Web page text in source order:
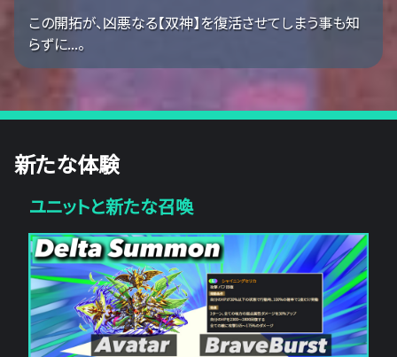
この開拓が、凶悪なる【双神】を復活させてしまう事も知
らずに...。
新たな体験
ユニットと新たな召喚